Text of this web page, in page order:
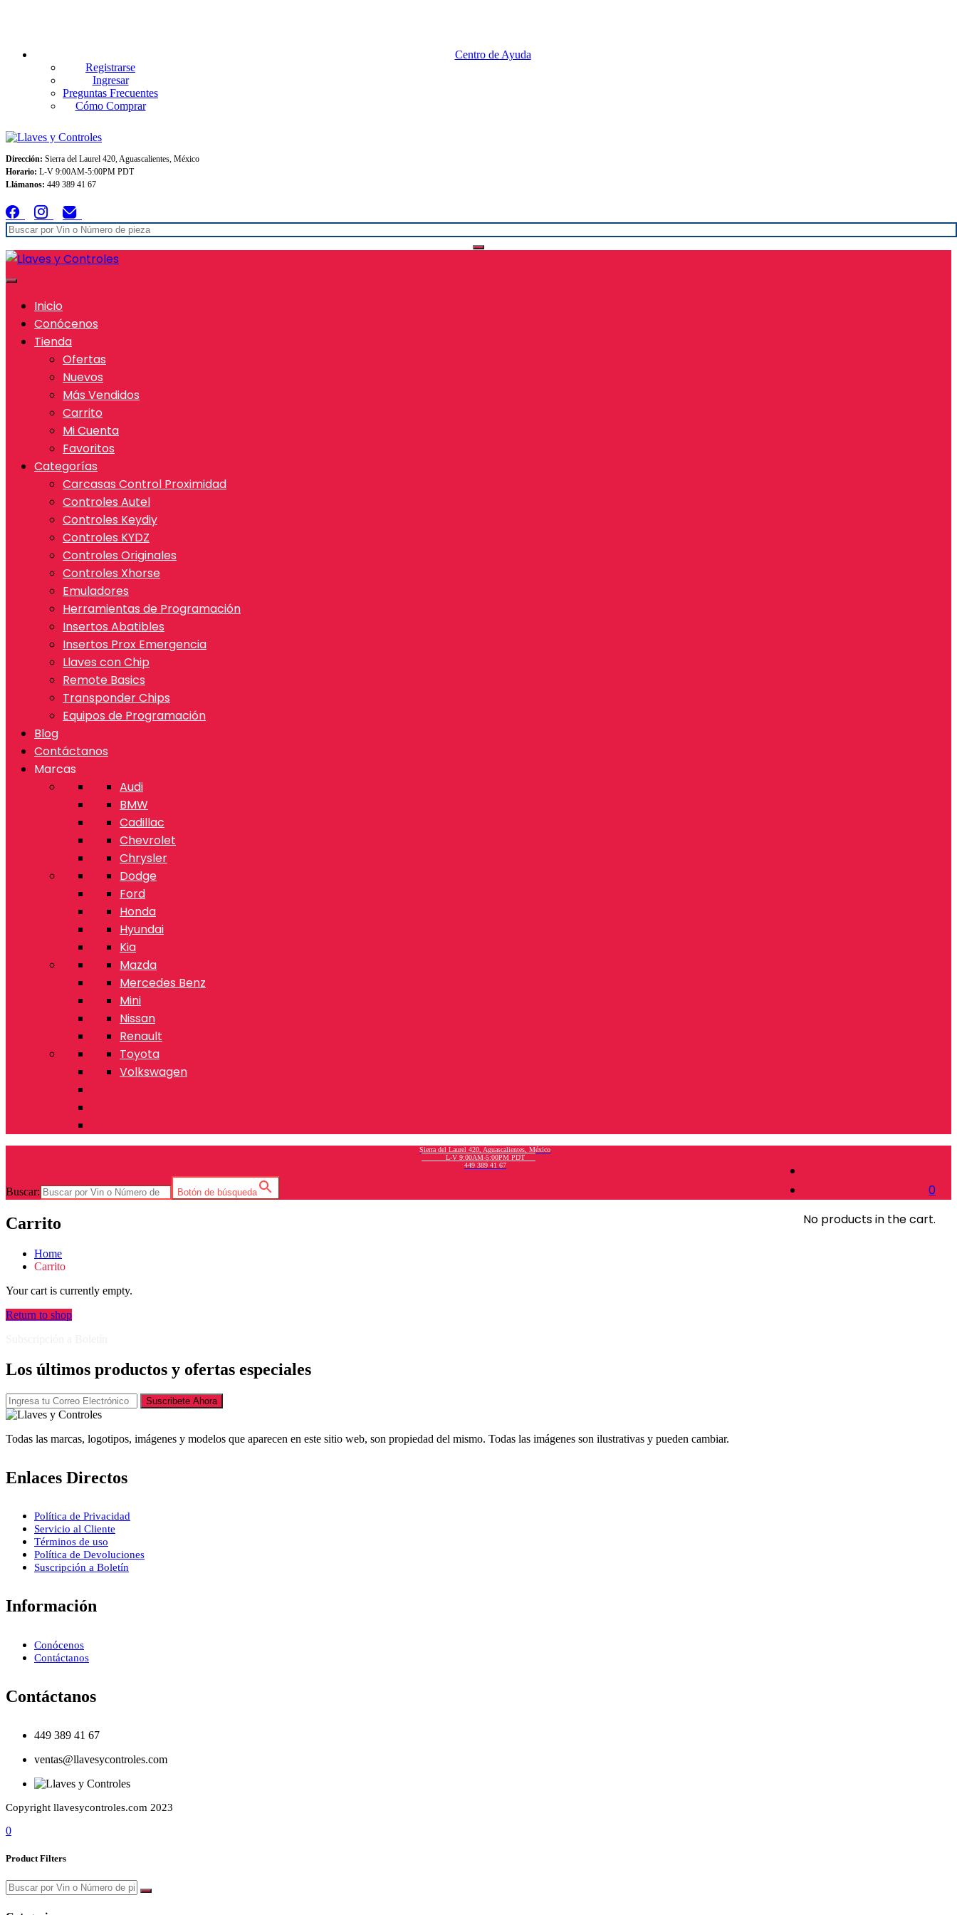
Centro de Ayuda
Registrarse
Ingresar
Preguntas Frecuentes
Cómo Comprar
Dirección: Sierra del Laurel 420, Aguascalientes, México
Horario: L-V 9:00AM-5:00PM PDT
Llámanos: 449 389 41 67
Inicio
Conócenos
Tienda
Ofertas
Nuevos
Más Vendidos
Carrito
Mi Cuenta
Favoritos
Categorías
Carcasas Control Proximidad
Controles Autel
Controles Keydiy
Controles KYDZ
Controles Originales
Controles Xhorse
Emuladores
Herramientas de Programación
Insertos Abatibles
Insertos Prox Emergencia
Llaves con Chip
Remote Basics
Transponder Chips
Equipos de Programación
Blog
Contáctanos
Marcas
Audi
BMW
Cadillac
Chevrolet
Chrysler
Dodge
Ford
Honda
Hyundai
Kia
Mazda
Mercedes Benz
Mini
Nissan
Renault
Toyota
Volkswagen
0
No products in the cart.
Sierra del Laurel 420, Aguascalientes, México
L-V 9:00AM-5:00PM PDT
449 389 41 67
Buscar: Botón de búsqueda
Carrito
Home
Carrito
Your cart is currently empty.
Return to shop
Los últimos productos y ofertas especiales
Suscribete Ahora
Todas las marcas, logotipos, imágenes y modelos que aparecen en este sitio web, son propiedad del mismo. Todas las imágenes son ilustrativas y pueden cambiar.
Enlaces Directos
Política de Privacidad
Servicio al Cliente
Términos de uso
Política de Devoluciones
Suscripción a Boletín
Información
Conócenos
Contáctanos
Contáctanos
449 389 41 67
ventas@llavesycontroles.com
Copyright llavesycontroles.com 2023
0
Product Filters